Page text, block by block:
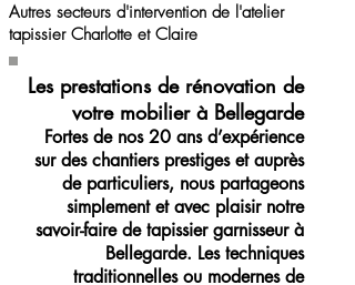
Autres secteurs d'intervention de l'atelier
tapissier Charlotte et Claire
Les prestations de rénovation de
votre mobilier à Bellegarde
Fortes de nos 20 ans d’expérience
sur des chantiers prestiges et auprès
de particuliers, nous partageons
simplement et avec plaisir notre
savoir-faire de tapissier garnisseur à
Bellegarde. Les techniques
traditionnelles ou modernes de